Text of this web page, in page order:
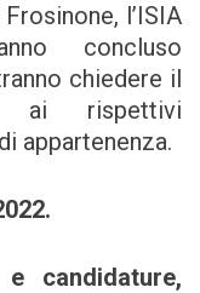
l’ISIA
concluso
chiedere il
ai rispettivi
appartenenza.
candidature,